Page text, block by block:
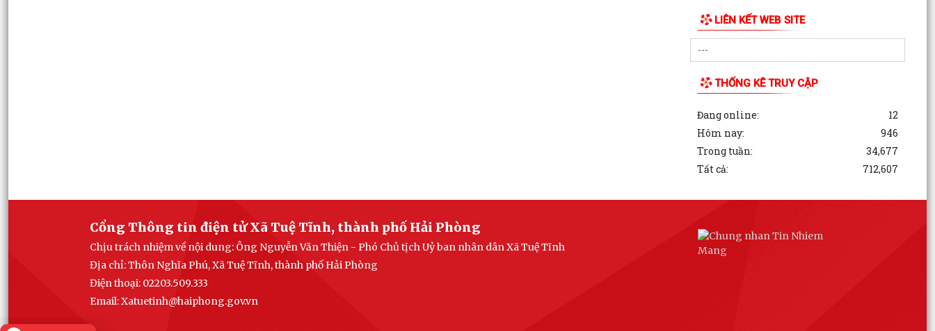
LIÊN KẾT WEB SITE
THỐNG KÊ TRUY CẬP
Đang online:
12
Hôm nay:
946
Trong tuần:
34,677
Tất cả:
712,607
Cổng Thông tin điện tử Xã Tuệ Tĩnh, thành phố Hải Phòng
Chịu trách nhiệm về nội dung: Ông Nguyễn Văn Thiện - Phó Chủ tịch Uỷ ban nhân dân Xã Tuệ Tĩnh
Địa chỉ: Thôn Nghĩa Phú, Xã Tuệ Tĩnh, thành phố Hải Phòng
Điện thoại: 02203.509.333
Email: Xatuetinh@haiphong.gov.vn